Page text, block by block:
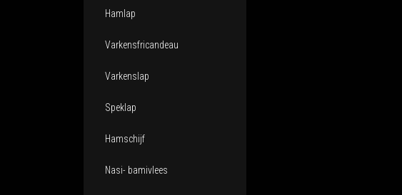
Hamlap
Varkensfricandeau
Varkenslap
Speklap
Hamschijf
Nasi- bamivlees